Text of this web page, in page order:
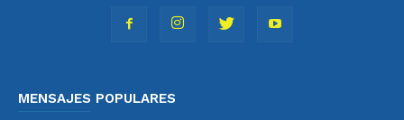
MENSAJES POPULARES